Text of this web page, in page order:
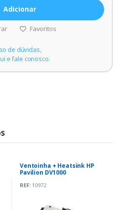
Adicionar
Favoritos
de dúvidas,
e fale conosco.
Ventoinha + Heatsink HP
Pavilion DV1000
REF:10972